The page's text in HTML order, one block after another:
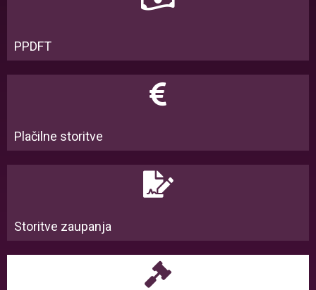
PPDFT
Plačilne storitve
Storitve zaupanja